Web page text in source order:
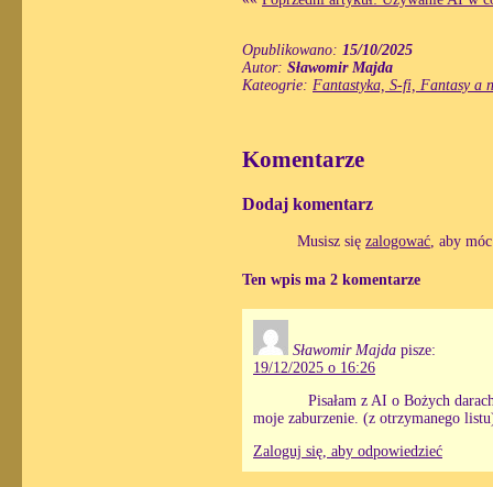
Opublikowano: 15/10/2025
Autor: Sławomir Majda
Kateogrie: Fantastyka, S-fi, Fantasy a
Komentarze
Dodaj komentarz
Musisz się zalogować, aby
Ten wpis ma 2 komentarze
Sławomir Majda pisze:
19/12/2025 o 16:26
Pisałam z AI o Bożych
moje zaburzenie. (z otrzymanego
Zaloguj się, aby odpowiedzieć